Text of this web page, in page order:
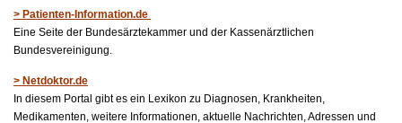
> Patienten-Information.de
Eine Seite der Bundesärztekammer und der Kassenärztlichen
Bundesvereinigung.
> Netdoktor.de
In diesem Portal gibt es ein Lexikon zu Diagnosen, Krankheiten,
Medikamenten, weitere Informationen, aktuelle Nachrichten, Adressen und